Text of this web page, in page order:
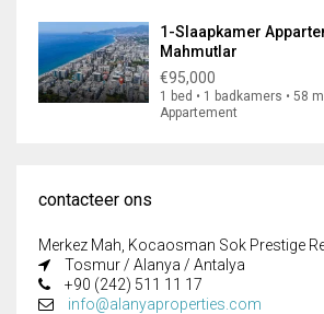
1-Slaapkamer
Mahmutlar
€95,000
1 bed • 1 badkamers • 58
Appartement
contacteer ons
Merkez Mah, Kocaosman Sok Prestige
Tosmur / Alanya / Antalya
+90 (242) 511 11 17
info@alanyaproperties.com